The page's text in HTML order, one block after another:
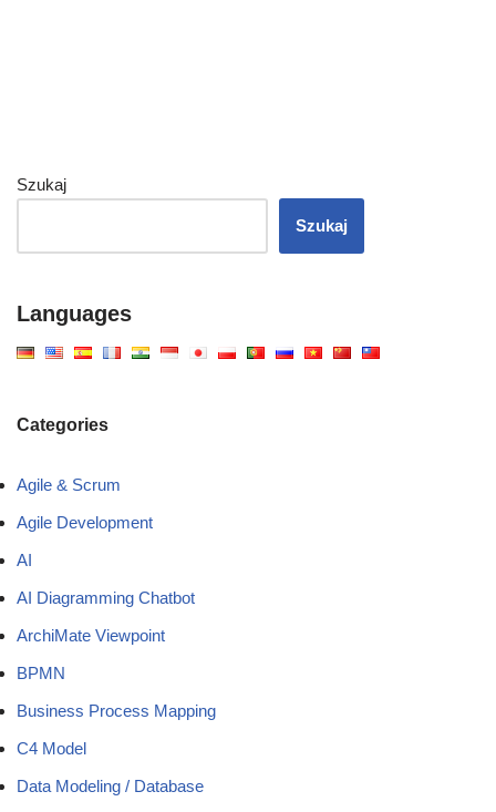
Szukaj
Szukaj
Languages
Categories
Agile & Scrum
Agile Development
AI
AI Diagramming Chatbot
ArchiMate Viewpoint
BPMN
Business Process Mapping
C4 Model
Data Modeling / Database